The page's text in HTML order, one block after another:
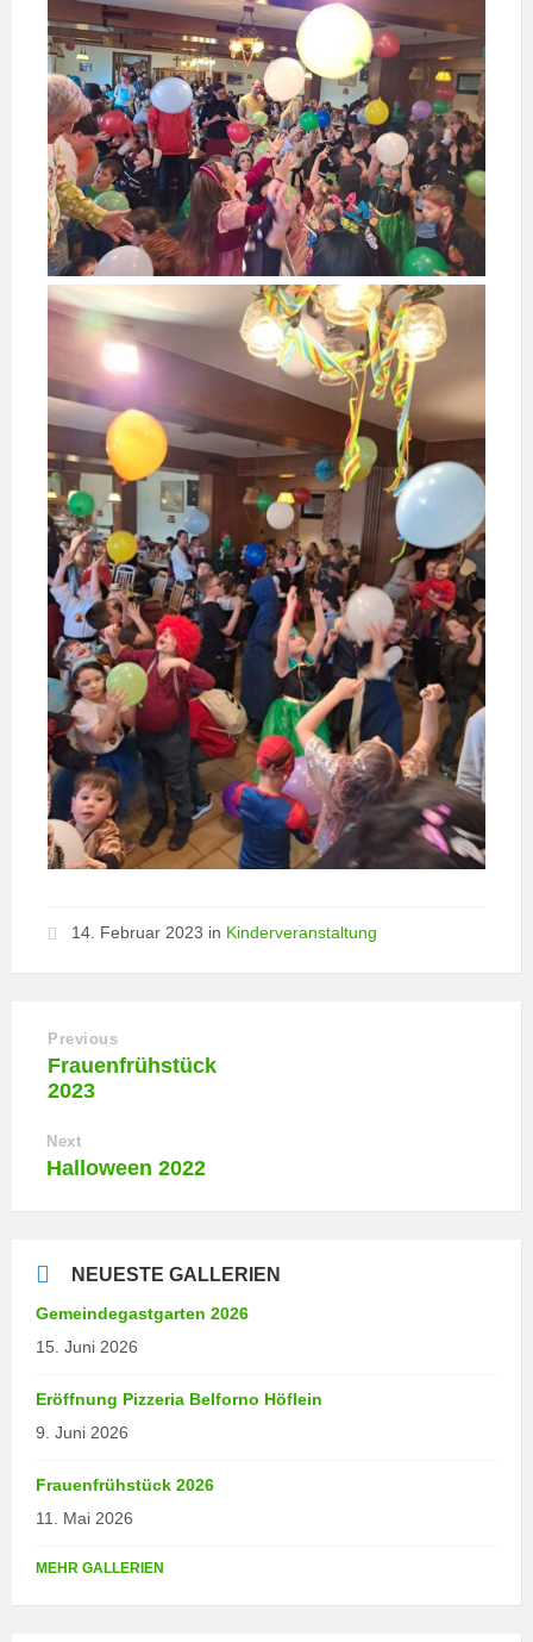
14. Februar 2023 in Kinderveranstaltung
Previous
Frauenfrühstück
2023
Next
Halloween 2022
NEUESTE GALLERIEN
Gemeindegastgarten 2026
15. Juni 2026
Eröffnung Pizzeria Belforno Höflein
9. Juni 2026
Frauenfrühstück 2026
11. Mai 2026
MEHR GALLERIEN